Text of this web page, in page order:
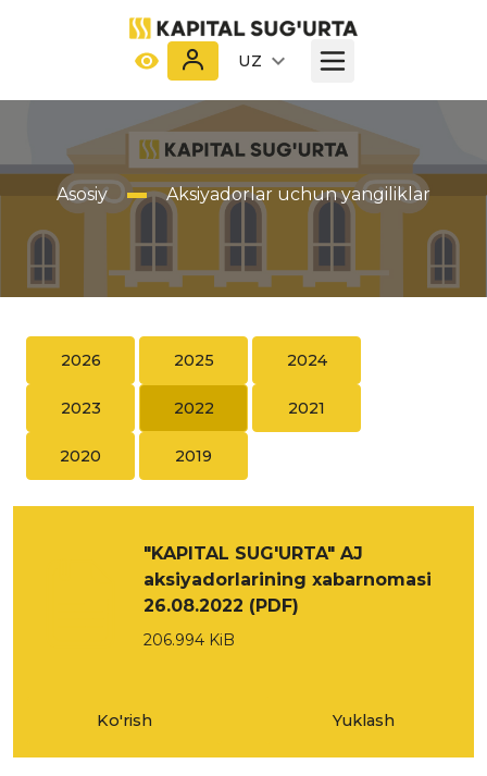
UZ
Asosiy Aksiyadorlar uchun yangiliklar
2026 2025 2024
2023 2022 2021
2020 2019
"KAPITAL SUG'URTA" AJ
aksiyadorlarining xabarnomasi
26.08.2022 (PDF)
206.994 KiB
Ko'rish Yuklash